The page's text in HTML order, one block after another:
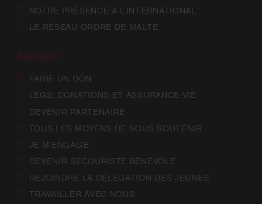
NOTRE PRÉSENCE À L’INTERNATIONAL
LE RÉSEAU ORDRE DE MALTE
AGISSEZ
FAIRE UN DON
LEGS, DONATIONS ET ASSURANCE-VIE
DEVENIR PARTENAIRE
TOUS LES MOYENS DE NOUS SOUTENIR
JE M’ENGAGE
DEVENIR SECOURISTE BÉNÉVOLE
REJOINDRE LA DÉLÉGATION DES JEUNES
TRAVAILLER AVEC NOUS